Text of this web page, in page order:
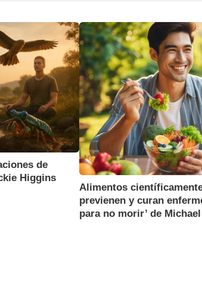
de
Higgins
Alimentos
previenen y curan
para no morir’ de